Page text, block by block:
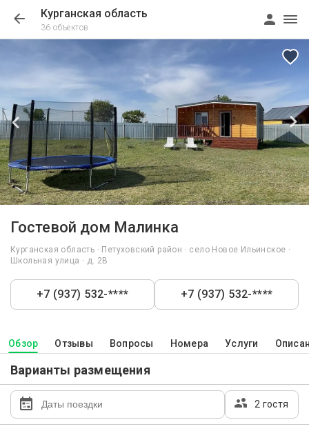
Курганская область
36 объектов
Гостевой дом Малинка
Курганская область · Петуховский район · село Новое Ильинское ·
Школьная улица · д. 2В
+7 (937) 532-**** +7 (937) 532-****
Обзор Отзывы Вопросы Номера Услуги
Варианты размещения
2 гостя